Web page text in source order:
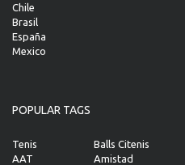
Chile
Brasil
España
Mexico
POPULAR TAGS
Tenis
AAT
Balls Citenis
Amistad